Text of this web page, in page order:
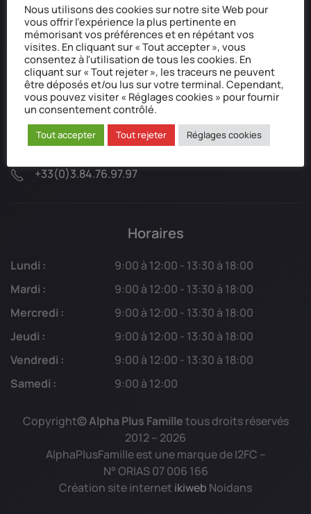
Données personnelles
Réclamation / Médiation
Coordonnées postale
Alpha Plus Famille Assurances
BP 30173
70003 Vesoul CEDEX
+33(0)3.84.76.97.97
Horaires
Lundi :
9:00 à 12:00 - 13:30 à 18:00
Mardi :
9:00 à 12:00 - 13:30 à 18:00
Mercredi :
9:00 à 12:00 - 13:30 à 18:00
Jeudi :
9:00 à 12:00 - 13:30 à 18:00
Vendredi :
9:00 à 12:00 - 13:30 à 18:00
Samedi :
9:00 à 12:00
Copyright© Alpha Plus Familletous droits réservés
2012 – 2026
AlphaPlusFamille est une marque de I2FC –
N° ORIAS 07 006 166
Création site internet ikiweb Noidans
Nous utilisons des cookies sur notre site Web pour
vous offrir l'expérience la plus pertinente en
mémorisant vos préférences et en répétant vos
visites. En cliquant sur « Tout accepter », vous
consentez à l'utilisation de tous les cookies. En
cliquant sur « Tout rejeter », les traceurs ne peuvent
être déposés et/ou lus sur votre terminal. Cependant,
vous pouvez visiter « Réglages cookies » pour fournir
un consentement contrôlé.
Tout accepter Tout rejeter Réglages cookies